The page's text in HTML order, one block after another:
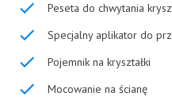
Peseta do chwytania
Specjalny aplikator do
Pojemnik na kryształki
Mocowanie na ścianę